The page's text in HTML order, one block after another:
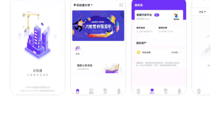
使用遇到问题，请发往lxt_issues@163.com